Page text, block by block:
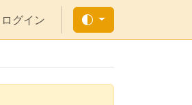
ログイン